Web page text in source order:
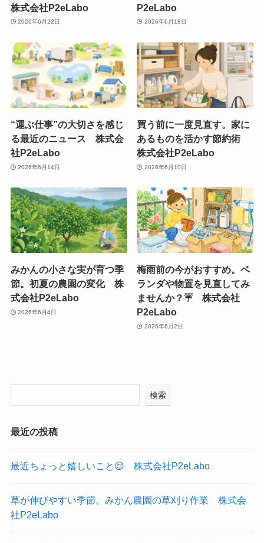
株式会社P2eLabo
2026年6月22日
P2eLabo
2026年6月18日
“運ぶ仕事”の大切さを感じ
る最近のニュース 株式会
社P2eLabo
2026年6月14日
買う前に一度見直す。家に
あるものを活かす節約術
株式会社P2eLabo
2026年6月10日
みかんの小さな実が育つ季
節。初夏の農園の変化 株
式会社P2eLabo
2026年6月4日
梅雨前の今がおすすめ。ベ
ランダや物置を見直してみ
ませんか？☔ 株式会社
P2eLabo
2026年6月2日
検索
最近の投稿
最近ちょっと嬉しいこと😌 株式会社P2eLabo
草が伸びやすい季節。みかん農園の草刈り作業 株式会
社P2eLabo